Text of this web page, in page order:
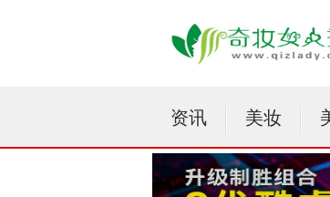
资讯 美妆